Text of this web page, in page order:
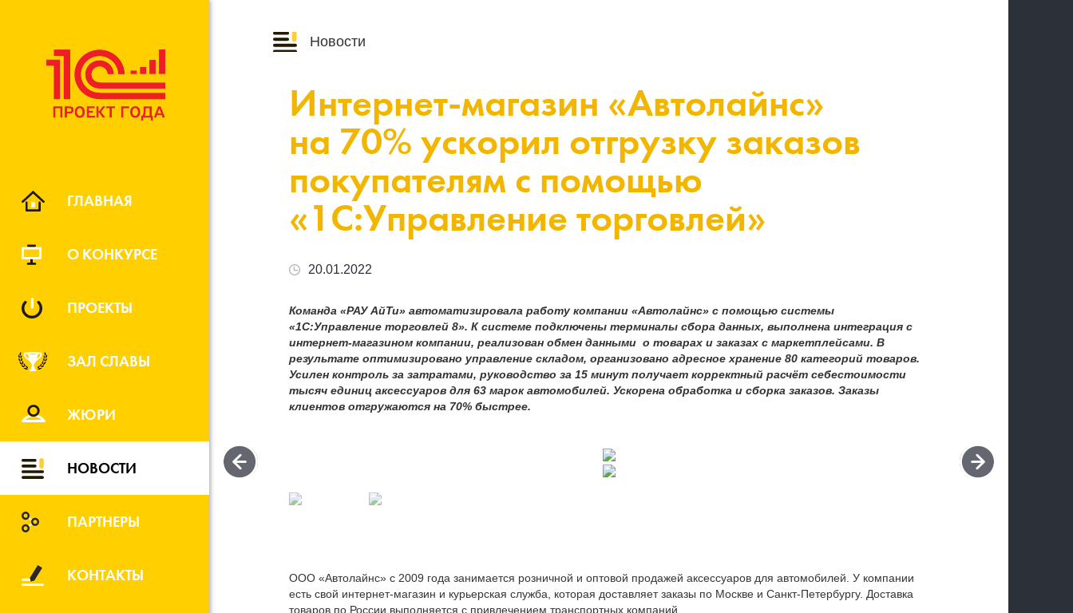
ГЛАВНАЯ
О КОНКУРСЕ
ПРОЕКТЫ
ЗАЛ СЛАВЫ
ЖЮРИ
НОВОСТИ
ПАРТНЕРЫ
КОНТАКТЫ
Новости
Интернет-магазин «Автолайнс»
на 70% ускорил отгрузку заказов
покупателям с помощью
«1С:Управление торговлей»
20.01.2022
Команда «РАУ АйТи» автоматизировала работу компании «Автолайнс» с помощью системы
«1С:Управление торговлей 8». К системе подключены терминалы сбора данных, выполнена интеграция с
интернет-магазином компании, реализован обмен данными о товарах и заказах с маркетплейсами. В
результате оптимизировано управление складом, организовано адресное хранение 80 категорий товаров.
Усилен контроль за затратами, руководство за 15 минут получает корректный расчёт себестоимости
тысяч единиц аксессуаров для 63 марок автомобилей. Ускорена обработка и сборка заказов. Заказы
клиентов отгружаются на 70% быстрее.
ООО «Автолайнс» с 2009 года занимается розничной и оптовой продажей аксессуаров для автомобилей. У компании
есть свой интернет-магазин и курьерская служба, которая доставляет заказы по Москве и Санкт-Петербургу. Доставка
товаров по России выполняется с привлечением транспортных компаний.